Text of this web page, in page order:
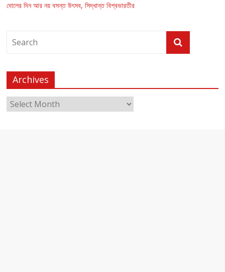
দোলের দিন আর নয় বসন্ত উৎসব, সিদ্ধান্ত বিশ্বভারতীর
Archives